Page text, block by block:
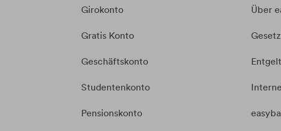
Girokonto
Gratis Konto
Geschäftskonto
Studentenkonto
Pensionskonto
Über